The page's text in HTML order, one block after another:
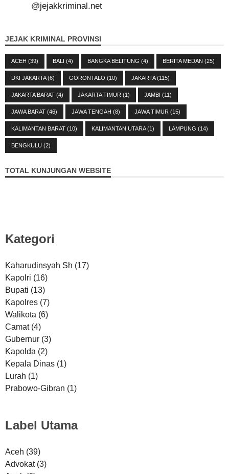
@jejakkriminal.net
JEJAK KRIMINAL PROVINSI
ACEH (39) BALI (4) BANGKA BELITUNG (4) BERITA MEDAN (25)
DKI JAKARTA(6) GORONTALO (10) JAKARTA(115)
JAKARTA BARAT (4) JAKARTA TIMUR (1) JAMBI (11)
JAWA BARAT (46) JAWA TENGAH (8) JAWA TIMUR (15)
KALIMANTAN BARAT (10) KALIMANTAN UTARA(1) LAMPUNG (14)
BENGKULU (2)
TOTAL KUNJUNGAN WEBSITE
Kategori
Kaharudinsyah Sh (17)
Kapolri (16)
Bupati (13)
Kapolres (7)
Walikota (6)
Camat (4)
Gubernur (3)
Kapolda (2)
Kepala Dinas (1)
Lurah (1)
Prabowo-Gibran (1)
Label Utama
Aceh (39)
Advokat (3)